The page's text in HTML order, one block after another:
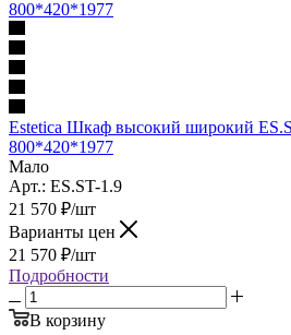
Estetica Шкаф высокий широкий
800*420*1977
Мало
Арт.: ES.ST-1.9
21 570 ₽/шт
Варианты цен
21 570 ₽/шт
Подробности
В корзину